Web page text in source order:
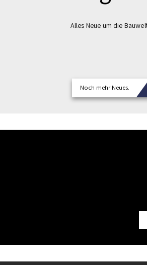
Alles Neue um die
Noch mehr Neues.